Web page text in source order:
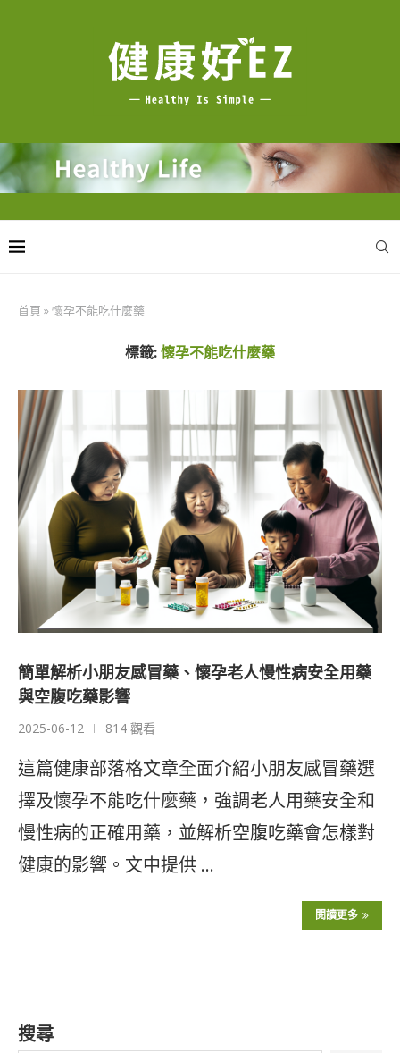
首頁 »懷孕不能吃什麼藥
標籤:懷孕不能吃什麼藥
簡單解析小朋友感冒藥、懷孕老人慢性病安全用藥
與空腹吃藥影響
2025-06-12 814 觀看
這篇健康部落格文章全面介紹小朋友感冒藥選
擇及懷孕不能吃什麼藥，強調老人用藥安全和
慢性病的正確用藥，並解析空腹吃藥會怎樣對
健康的影響。文中提供 …
閱讀更多
搜尋